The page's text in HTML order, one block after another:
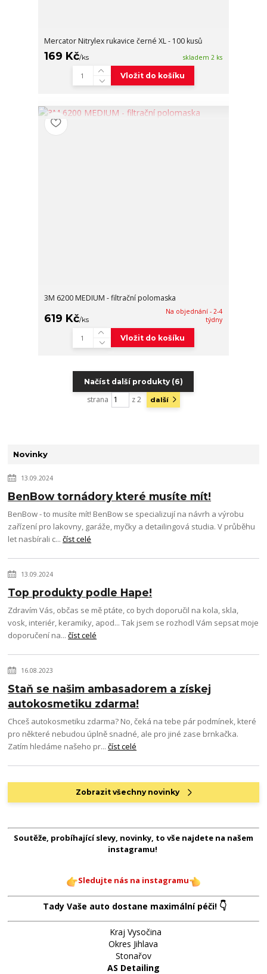
Mercator Nitrylex rukavice černé XL - 100 kusů
169 Kč/ks skladem 2 ks
Vložit do košíku
3M 6200 MEDIUM - filtrační polomaska
619 Kč/ks
Na objednání - 2-4
týdny
Vložit do košíku
Načíst další produkty (6)
strana z 2 další
Novinky
13.09.2024
BenBow tornádory které musíte mít!
BenBow - to musíte mít! BenBow se specializují na návrh a výrobu
zařízení pro lakovny, garáže, myčky a detailingová studia. V průběhu
let nasbírali c...číst celé
13.09.2024
Top produkty podle Hape!
Zdravím Vás, občas se mě ptáte, co bych doporučil na kola, skla,
vosk, interiér, keramiky, apod... Tak jsem se rozhodl Vám sepsat moje
doporučení na...číst celé
16.08.2023
Staň se našim ambasadorem a získej
autokosmetiku zdarma!
Chceš autokosmetiku zdarma? No, čeká na tebe pár podmínek, které
pro některé nebudou úplně snadné, ale pro jiné zase brnkačka.
Zatím hledáme našeho pr...číst celé
Zobrazit všechny novinky
Soutěže, probíhající slevy, novinky, to vše najdete na našem
instagramu!
Sledujte nás na instagramu
Tady Vaše auto dostane maximální péči!👇
Kraj Vysočina
Okres Jihlava
Stonařov
AS Detailing